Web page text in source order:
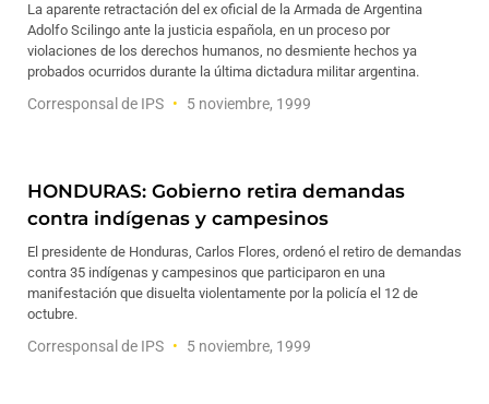
La aparente retractación del ex oficial de la Armada de Argentina
Adolfo Scilingo ante la justicia española, en un proceso por
violaciones de los derechos humanos, no desmiente hechos ya
probados ocurridos durante la última dictadura militar argentina.
Corresponsal de IPS 5 noviembre, 1999
HONDURAS: Gobierno retira demandas
contra indígenas y campesinos
El presidente de Honduras, Carlos Flores, ordenó el retiro de demandas
contra 35 indígenas y campesinos que participaron en una
manifestación que disuelta violentamente por la policía el 12 de
octubre.
Corresponsal de IPS 5 noviembre, 1999